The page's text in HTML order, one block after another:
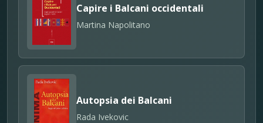
Capire i Balcani occidentali
Martina Napolitano
Autopsia dei Balcani
Rada Ivekovic